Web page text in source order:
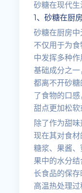
砂糖在现代生
1、砂糖在厨
砂糖在厨房
不仅用于为
中发挥多种
基础成分之一
都离不开砂
了食物的口
甜点更加松软
除了作为甜
现在其对食
糖浆、果酱
果中的水分
长食品的保
高温热处理